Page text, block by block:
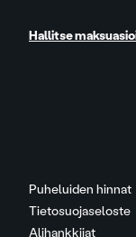
Puheluiden hinnat
Tietosuojaseloste
Alihankkijat
Hallitse